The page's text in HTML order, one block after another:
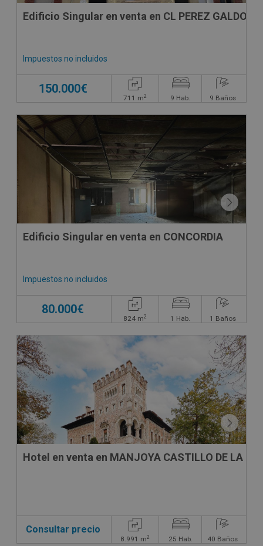
Edificio Singular en venta en CL PEREZ GALDOS
Impuestos no incluidos
150.000€
711 m2 9 Hab. 9 Baños
Edificio Singular en venta en CONCORDIA
Impuestos no incluidos
80.000€
824 m2 1 Hab. 1 Baños
CONDICIONES ESPECIALES
Hotel en venta en MANJOYA CASTILLO DE LA
Consultar precio
8.991 m2 25 Hab. 40 Baños